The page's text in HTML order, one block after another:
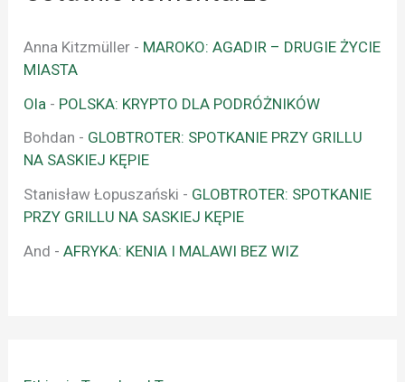
Anna Kitzmüller - MAROKO: AGADIR – DRUGIE ŻYCIE
MIASTA
Ola - POLSKA: KRYPTO DLA PODRÓŻNIKÓW
Bohdan - GLOBTROTER: SPOTKANIE PRZY GRILLU
NA SASKIEJ KĘPIE
Stanisław Łopuszański - GLOBTROTER: SPOTKANIE
PRZY GRILLU NA SASKIEJ KĘPIE
And -AFRYKA: KENIA I MALAWI BEZ WIZ